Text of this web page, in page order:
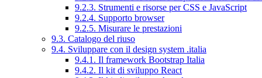
9.2.3. Strumenti e risorse per CSS e JavaScript
9.2.4. Supporto browser
9.2.5. Misurare le prestazioni
9.3. Catalogo del riuso
9.4. Sviluppare con il design system .italia
9.4.1. Il framework Bootstrap Italia
9.4.2. Il kit di sviluppo React